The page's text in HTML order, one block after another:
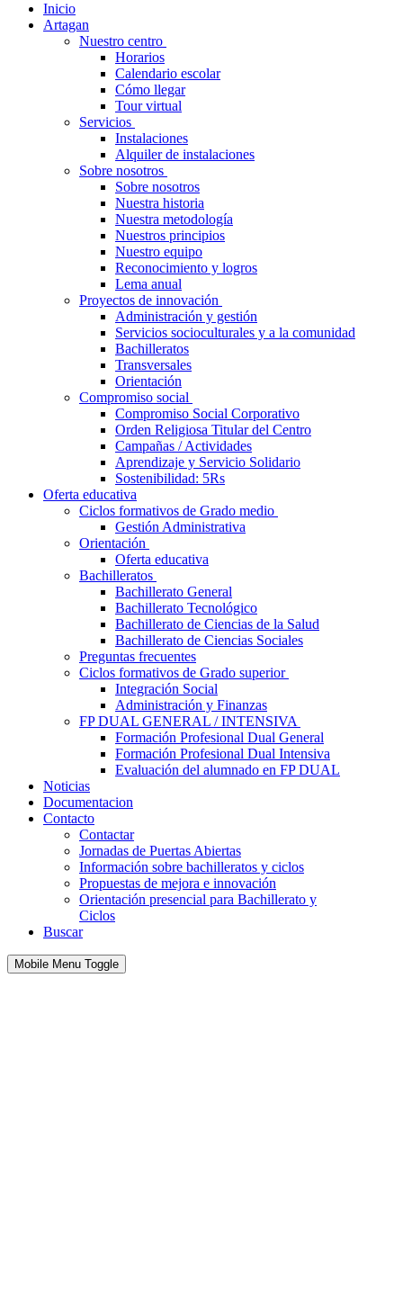
Inicio
Artagan
Nuestro centro
Horarios
Calendario escolar
Cómo llegar
Tour virtual
Servicios
Instalaciones
Alquiler de instalaciones
Sobre nosotros
Sobre nosotros
Nuestra historia
Nuestra metodología
Nuestros principios
Nuestro equipo
Reconocimiento y logros
Lema anual
Proyectos de innovación
Administración y gestión
Servicios socioculturales y a la comunidad
Bachilleratos
Transversales
Orientación
Compromiso social
Compromiso Social Corporativo
Orden Religiosa Titular del Centro
Campañas / Actividades
Aprendizaje y Servicio Solidario
Sostenibilidad: 5Rs
Oferta educativa
Ciclos formativos de Grado medio
Gestión Administrativa
Orientación
Oferta educativa
Bachilleratos
Bachillerato General
Bachillerato Tecnológico
Bachillerato de Ciencias de la Salud
Bachillerato de Ciencias Sociales
Preguntas frecuentes
Ciclos formativos de Grado superior
Integración Social
Administración y Finanzas
FP DUAL GENERAL / INTENSIVA
Formación Profesional Dual General
Formación Profesional Dual Intensiva
Evaluación del alumnado en FP DUAL
Noticias
Documentacion
Contacto
Contactar
Jornadas de Puertas Abiertas
Información sobre bachilleratos y ciclos
Propuestas de mejora e innovación
Orientación presencial para Bachillerato y
Ciclos
Buscar
Mobile Menu Toggle